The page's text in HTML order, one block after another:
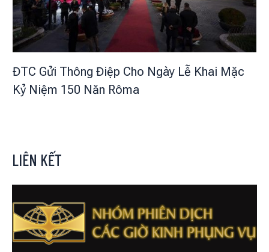
ĐTC Gửi Thông Điệp Cho Ngày Lễ Khai Mặc
Kỷ Niệm 150 Năn Rôma
LIÊN KẾT